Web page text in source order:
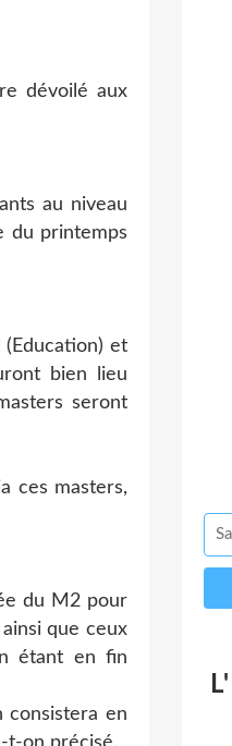
dévoilé aux
au niveau
du printemps
et
bien lieu
seront
ces masters,
du M2 pour
que ceux
étant en fin
consistera en